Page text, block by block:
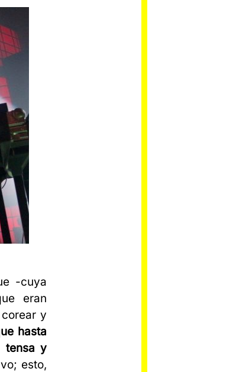
-cuya
eran
y
hasta
tensa y
esto,